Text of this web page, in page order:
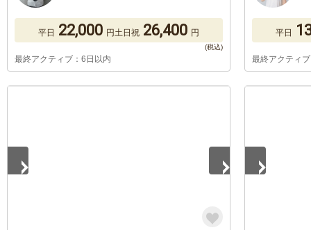
平日 22,000 円土日祝 26,400 円
最終アクティブ：6日以内
平日
最終アクティ